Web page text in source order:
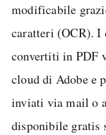
modificabile
caratteri (OCR). I
convertiti in PDF
cloud di Adobe e
inviati via mail o
disponibile gratis